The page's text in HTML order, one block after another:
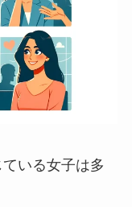
いる女子は多